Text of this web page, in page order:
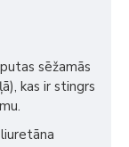
sēžamās
kas ir stingrs